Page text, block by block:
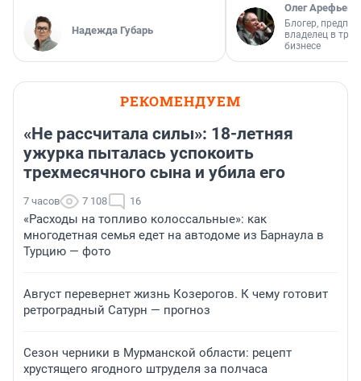
Надежда Губарь
Олег Арефьев
Блогер,
владелец в
бизнесе
РЕКОМЕНДУЕМ
«Не рассчитала силы»: 18-летняя
ужурка пыталась успокоить
трехмесячного сына и убила его
7 часов 7 108 16
«Расходы на топливо колоссальные»: как
многодетная семья едет на автодоме из Барнаула в
Турцию — фото
Август перевернет жизнь Козерогов. К чему готовит
ретроградный Сатурн — прогноз
Сезон черники в Мурманской области: рецепт
хрустящего ягодного штруделя за полчаса